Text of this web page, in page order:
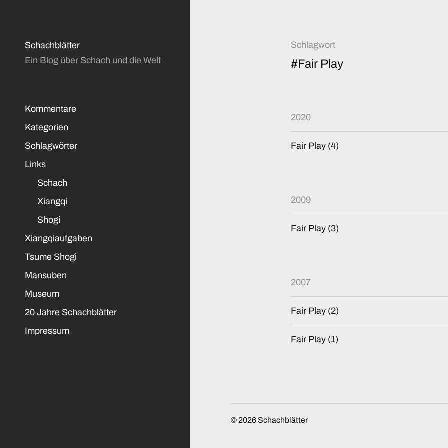
Schachblätter
Ein Blog über Schach und die Welt
Kommentare
Kategorien
Schlagwörter
Links
Schach
Xiangqi
Shogi
Xiangqiaufgaben
Tsume Shogi
Mansuben
Museum
20 Jahre Schachblätter
Impressum
Schlagwort
#Fair Play
2020
Fair Play (4)
2009
Fair Play (3)
2007
Fair Play (2)
Fair Play (1)
© 2026 Schachblätter